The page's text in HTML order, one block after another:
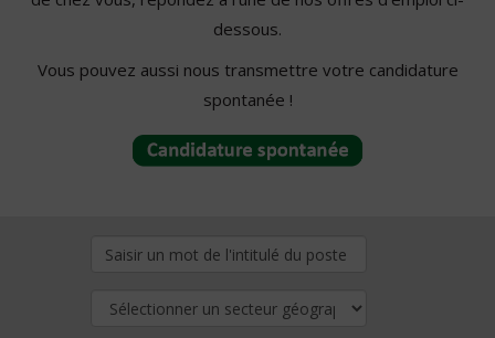
dessous.
Vous pouvez aussi nous transmettre votre candidature
spontanée !